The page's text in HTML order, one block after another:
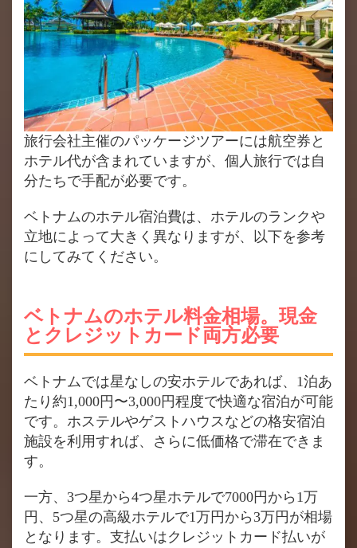
旅行会社主催のパッケージツアーには航空券と
ホテル代が含まれていますが、個人旅行では自
分たちで手配が必要です。
ベトナムのホテル宿泊費は、ホテルのランクや
立地によって大きく異なりますが、以下を参考
にしてみてください。
ベトナムのホテル料金相場。現金
とクレジットカード両方必要
ベトナムでは星なしの安ホテルであれば、1泊あ
たり約1,000円〜3,000円程度で快適な宿泊が可能
です。ホステルやゲストハウスなどの格安宿泊
施設を利用すれば、さらに低価格で滞在できま
す。
一方、3つ星から4つ星ホテルで7000円から1万
円、5つ星の高級ホテルで1万円から3万円が相場
となります。支払いはクレジットカード払いが